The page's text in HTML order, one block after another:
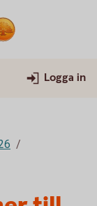
Logga in